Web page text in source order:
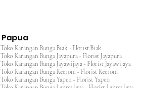
Papua
Toko Karangan Bunga Biak - Florist Biak
Toko Karangan Bunga Jayapura - Florist Jayapura
Toko Karangan Bunga Jayawijaya - Florist Jayawijaya
Toko Karangan Bunga Keerom - Florist Keerom
Toko Karangan Bunga Yapen - Florist Yapen